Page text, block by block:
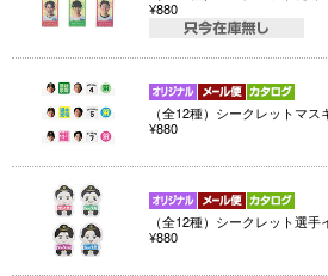
¥880
（全12種）シークレットマ
¥880
（全12種）シークレット選
¥880